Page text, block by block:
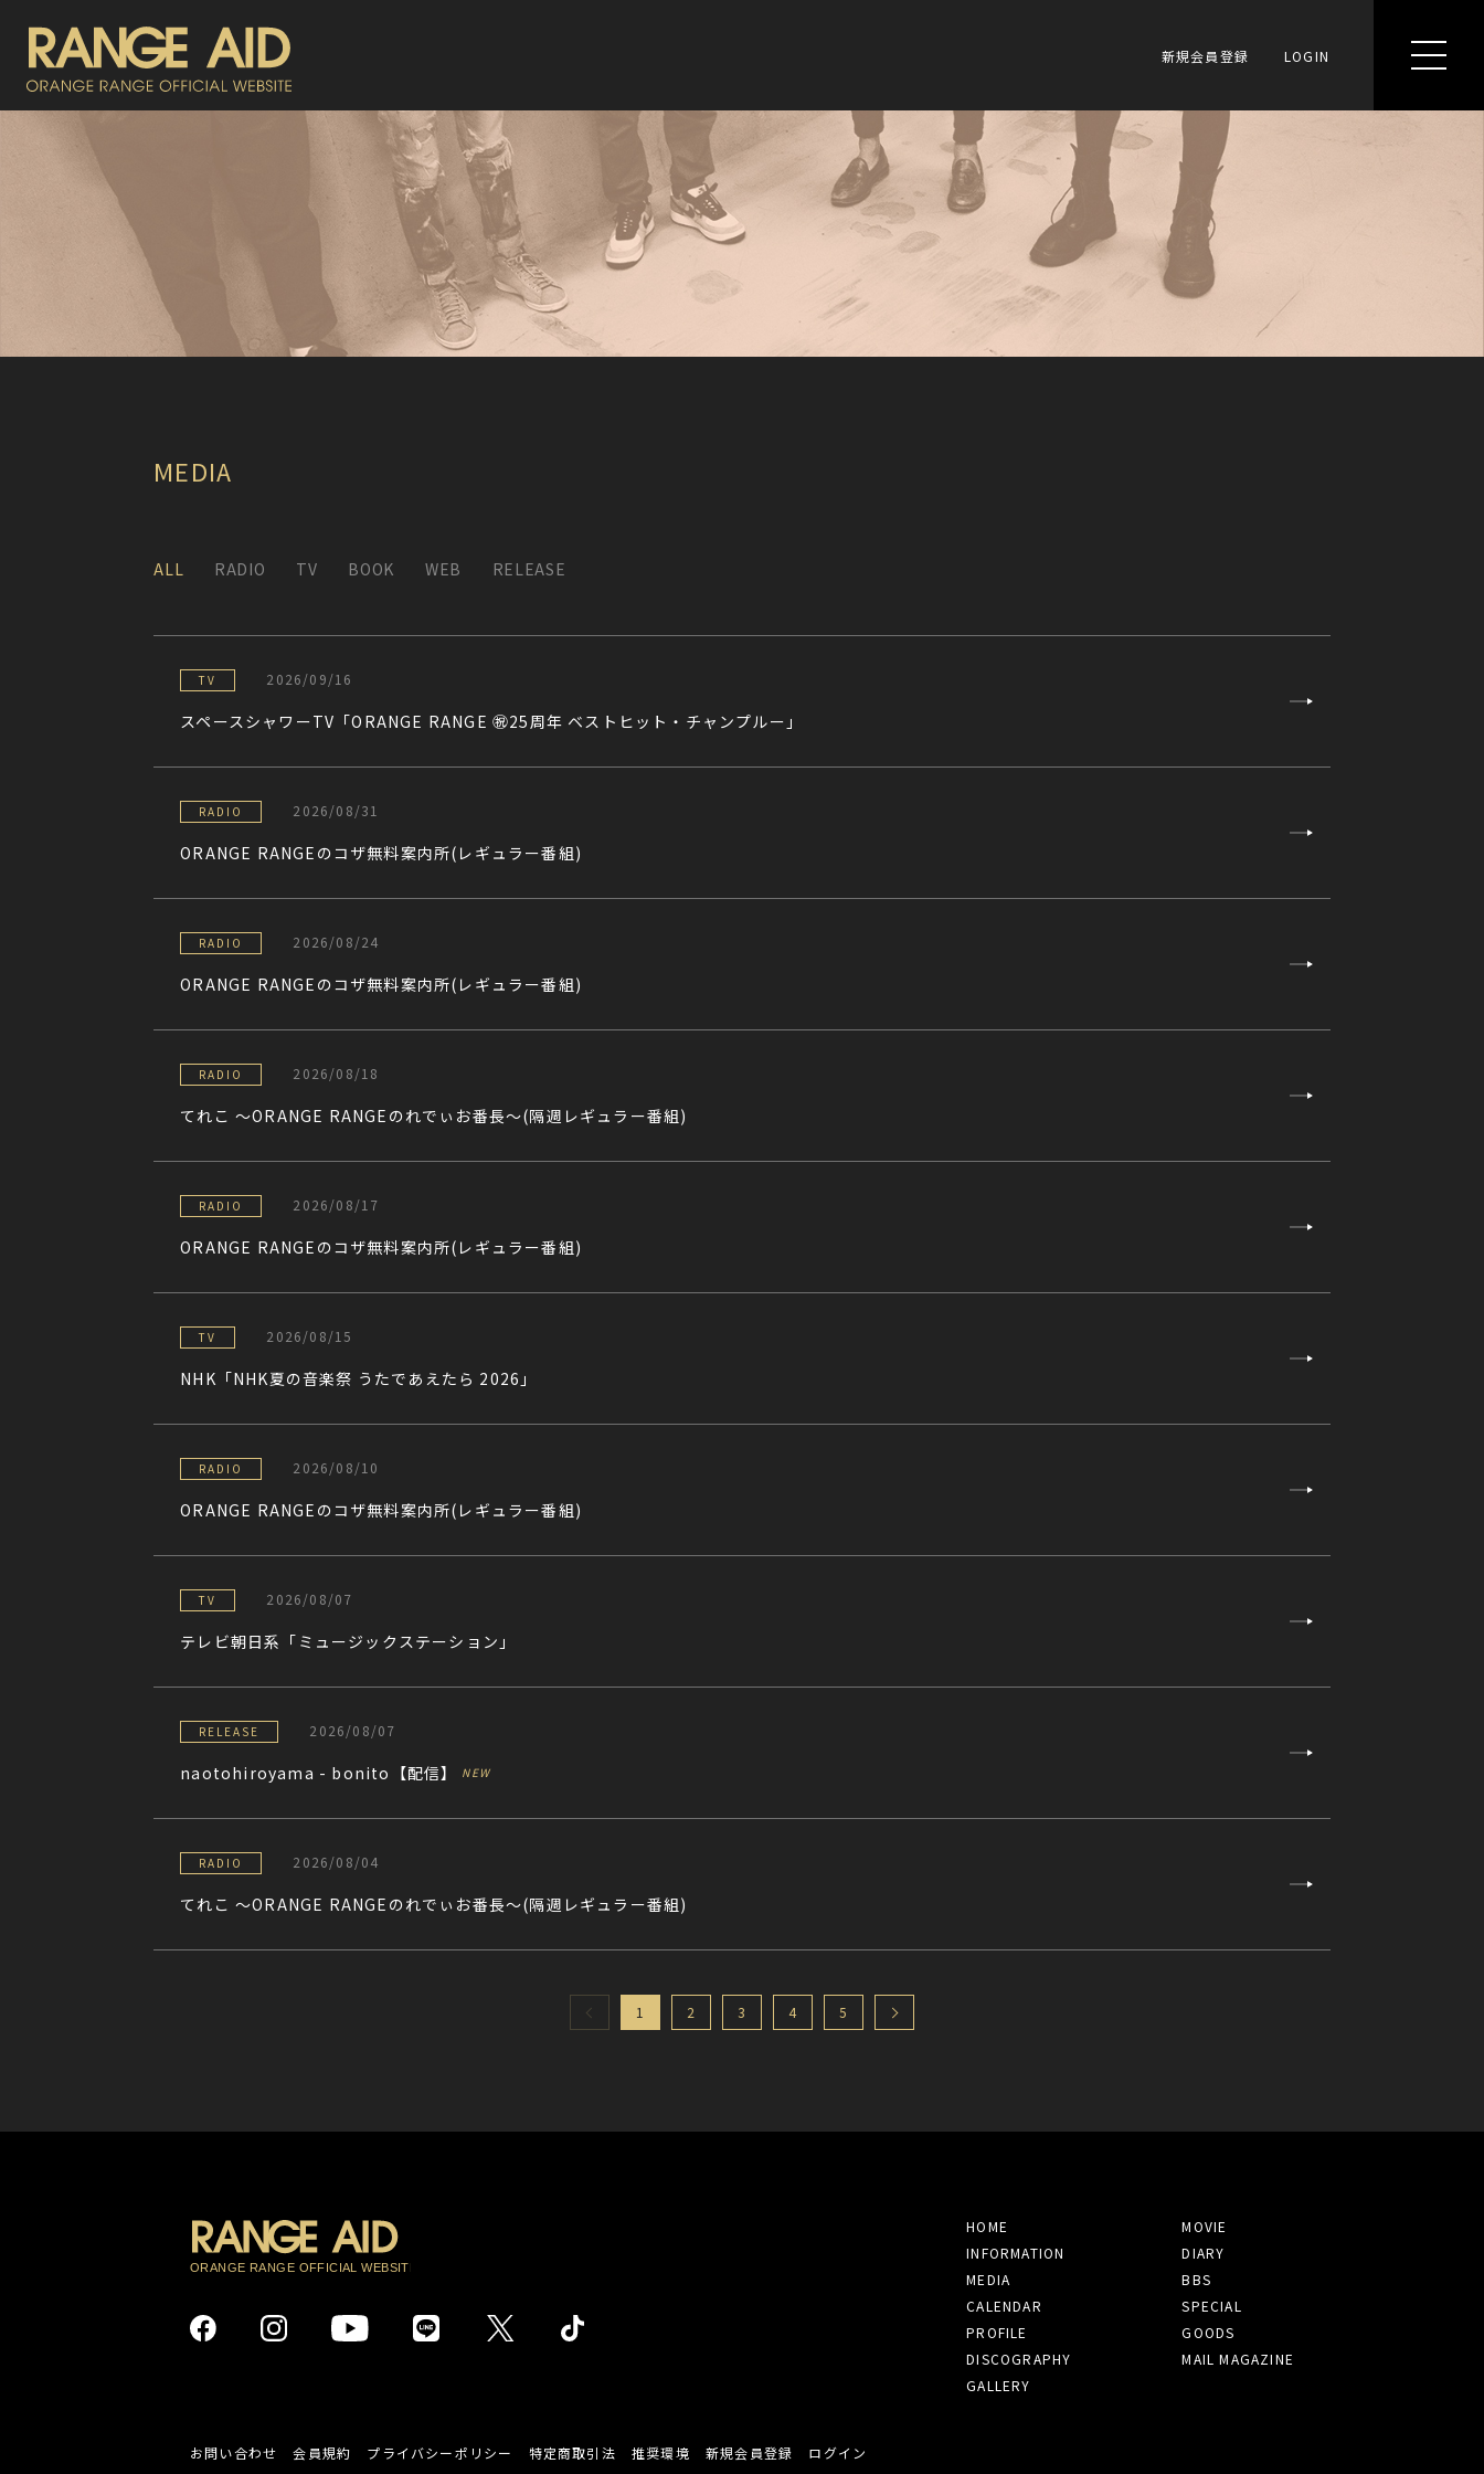
新規会員登録 LOGIN
MEDIA
ALL RADIO TV BOOK WEB RELEASE
TV 2026/09/16
スペースシャワーTV「ORANGE RANGE ㊗25周年 ベストヒット・チャンプルー」
RADIO 2026/08/31
ORANGE RANGEのコザ無料案内所(レギュラー番組)
RADIO 2026/08/24
ORANGE RANGEのコザ無料案内所(レギュラー番組)
RADIO 2026/08/18
てれこ 〜ORANGE RANGEのれでぃお番長〜(隔週レギュラー番組)
RADIO 2026/08/17
ORANGE RANGEのコザ無料案内所(レギュラー番組)
TV 2026/08/15
NHK「NHK夏の音楽祭 うたであえたら 2026」
RADIO 2026/08/10
ORANGE RANGEのコザ無料案内所(レギュラー番組)
TV 2026/08/07
テレビ朝日系「ミュージックステーション」
RELEASE 2026/08/07
naotohiroyama - bonito【配信】
RADIO 2026/08/04
てれこ 〜ORANGE RANGEのれでぃお番長〜(隔週レギュラー番組)
1 2 3 4 5
HOME
INFORMATION
MEDIA
CALENDAR
PROFILE
DISCOGRAPHY
GALLERY
MOVIE
DIARY
BBS
SPECIAL
GOODS
MAIL MAGAZINE
お問い合わせ 会員規約 プライバシーポリシー 特定商取引法 推奨環境 新規会員登録 ログイン